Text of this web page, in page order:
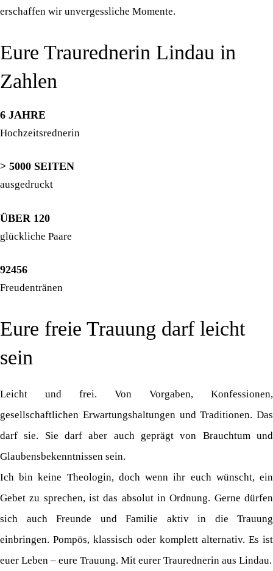
erschaffen wir unvergessliche Momente.
Eure Traurednerin Lindau in
Zahlen
6 JAHRE
Hochzeitsrednerin
> 5000 SEITEN
ausgedruckt
ÜBER 120
glückliche Paare
92456
Freudentränen
Eure freie Trauung darf leicht
sein
Leicht und frei. Von Vorgaben, Konfessionen,
gesellschaftlichen Erwartungshaltungen und Traditionen. Das
darf sie. Sie darf aber auch geprägt von Brauchtum und
Glaubensbekenntnissen sein.
Ich bin keine Theologin, doch wenn ihr euch wünscht, ein
Gebet zu sprechen, ist das absolut in Ordnung. Gerne dürfen
sich auch Freunde und Familie aktiv in die Trauung
einbringen. Pompös, klassisch oder komplett alternativ. Es ist
euer Leben – eure Trauung. Mit eurer Traurednerin aus Lindau.